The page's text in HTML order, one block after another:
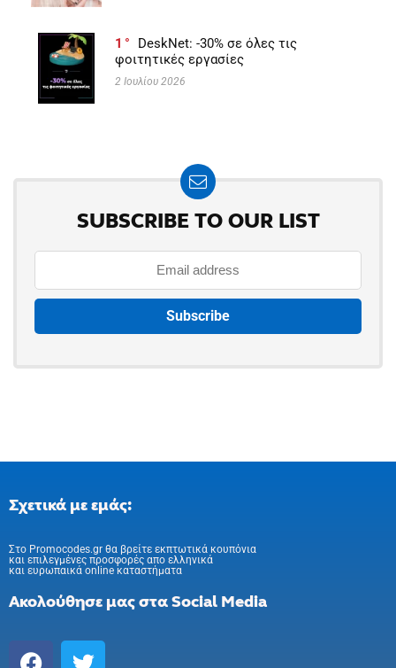
1
DeskNet: -30% σε όλες τις
φοιτητικές εργασίες
2 Ιουλίου 2026
SUBSCRIBE TO OUR LIST
Σχετικά με εμάς:
Στo Promocodes.gr θα βρείτε εκπτωτικά κουπόνια
και επιλεγμένες προσφορές απο ελληνικά
και ευρωπαικά online καταστήματα
Ακολούθησε μας στα Social Media